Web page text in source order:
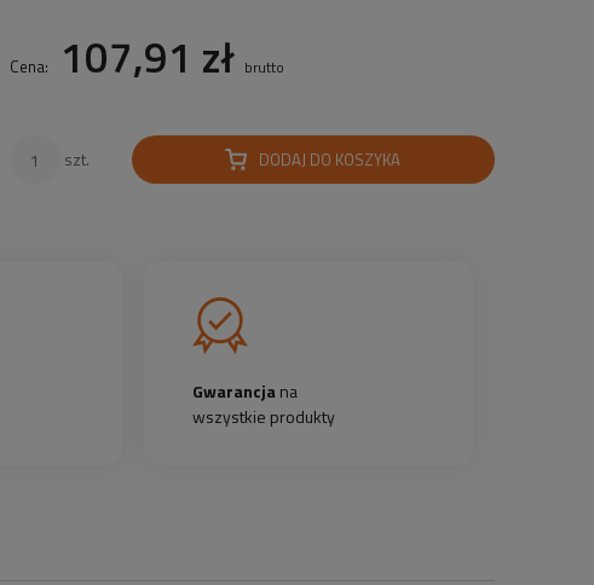
Cena: 107,91 zł brutto
szt. DODAJ DO KOSZYKA
Gwarancjana
wszystkie produkty